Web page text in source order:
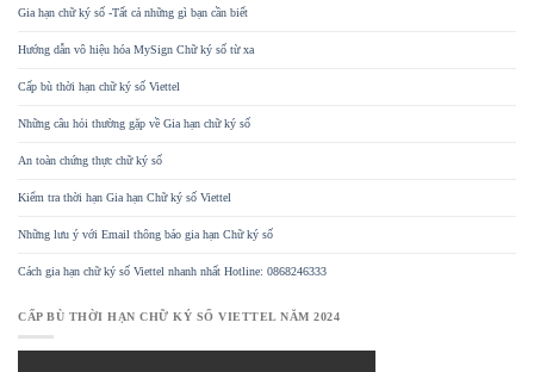
Gia hạn chữ ký số -Tất cả những gì bạn cần biết
Hướng dẫn vô hiệu hóa MySign Chữ ký số từ xa
Cấp bù thời hạn chữ ký số Viettel
Những câu hỏi thường gặp về Gia hạn chữ ký số
An toàn chứng thực chữ ký số
Kiểm tra thời hạn Gia hạn Chữ ký số Viettel
Những lưu ý với Email thông báo gia hạn Chữ ký số
Cách gia hạn chữ ký số Viettel nhanh nhất Hotline: 0868246333
CẤP BÙ THỜI HẠN CHỮ KÝ SỐ VIETTEL NĂM 2024